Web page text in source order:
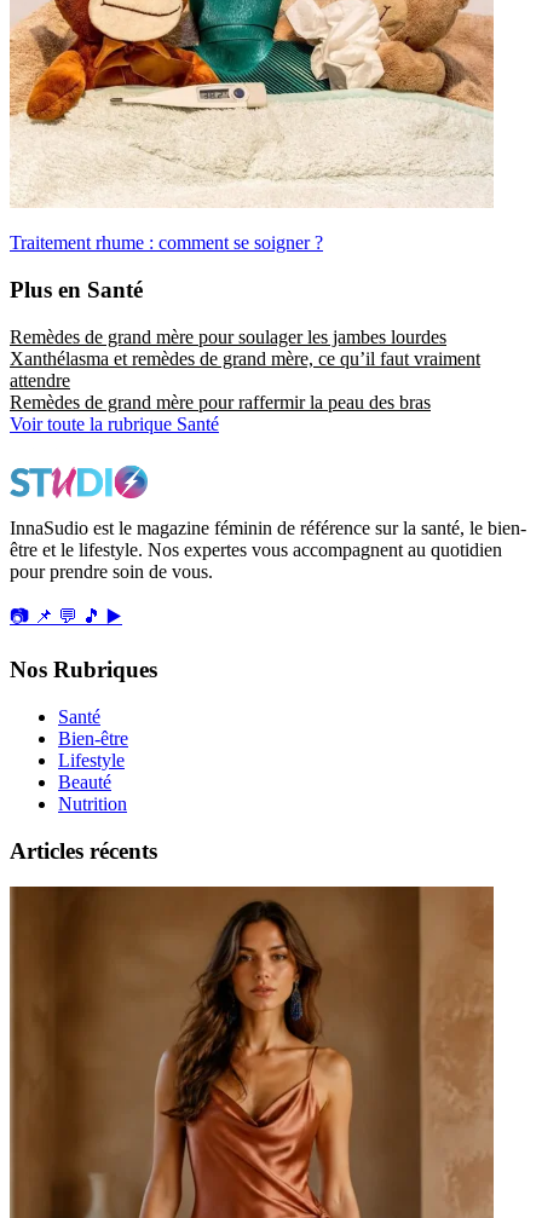
Traitement rhume : comment se soigner ?
Plus en Santé
Remèdes de grand mère pour soulager les jambes lourdes
Xanthélasma et remèdes de grand mère, ce qu’il faut vraiment
attendre
Remèdes de grand mère pour raffermir la peau des bras
Voir toute la rubrique Santé
InnaSudio est le magazine féminin de référence sur la santé, le bien-
être et le lifestyle. Nos expertes vous accompagnent au quotidien
pour prendre soin de vous.
📷 📌 💬 🎵 ▶️
Nos Rubriques
Santé
Bien-être
Lifestyle
Beauté
Nutrition
Articles récents